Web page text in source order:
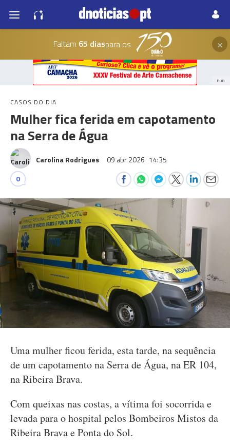
Faltam 65 diaspara os ×
PUB
CASOS DO DIA
Mulher fica ferida em capotamento
na Serra de Água
Carolina Rodrigues 09 abr 2026 14:35
0
Uma mulher ficou ferida, esta tarde, na sequência
de um capotamento na Serra de Água, na ER 104,
na Ribeira Brava.
Com queixas nas costas, a vítima foi socorrida e
levada para o hospital pelos Bombeiros Mistos da
Ribeira Brava e Ponta do Sol.